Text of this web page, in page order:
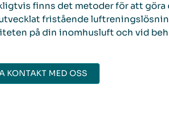
finns det metoder för att
fristående
på din inomhusluft och vid
KONTAKT MED OSS